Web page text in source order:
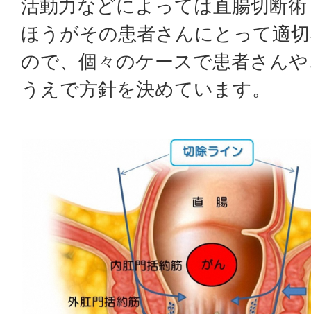
活動力などによっては直腸切断
ほうがその患者さんにとって適
ので、個々のケースで患者さん
うえで方針を決めています。